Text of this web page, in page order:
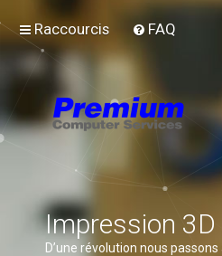
Raccourcis FAQ
Impression 3D
D’une révolution nous